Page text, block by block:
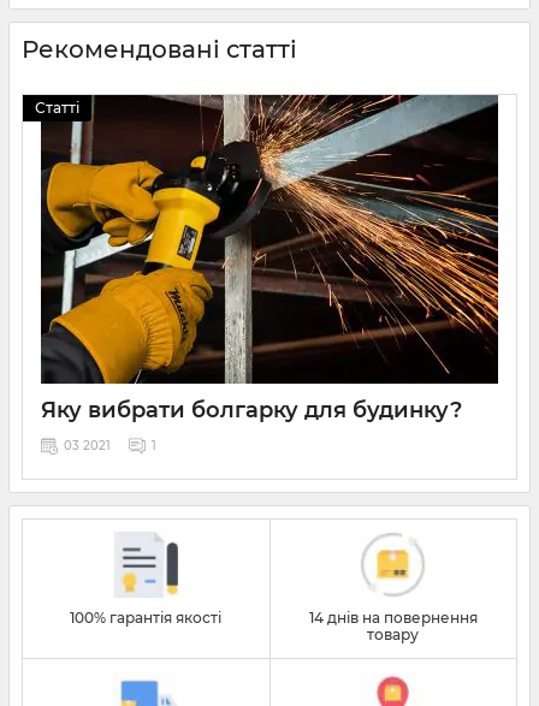
Рекомендовані статті
Статті
Яку вибрати болгарку для будинку?
03 2021 1
як в побуті, так і професійної діяльності. Знадобиться КШМ
для різання, шліфування, зачистки поверхні різних
матеріалів, таких як метал, бетон, камінь і інших матеріалів.
100% гарантія якості
14 днів на повернення
товару